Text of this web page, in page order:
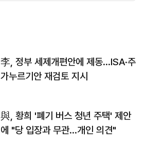
李, 정부 세제개편안에 제동…ISA·주
가누르기안 재검토 지시
與, 황희 '폐기 버스 청년 주택' 제안
에 "당 입장과 무관…개인 의견"